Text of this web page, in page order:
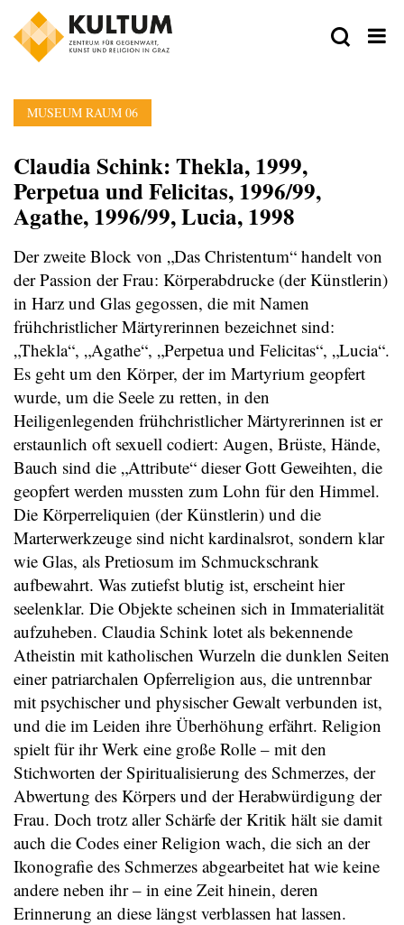
MUSEUM RAUM 06
Claudia Schink: Thekla, 1999,
Perpetua und Felicitas, 1996/99,
Agathe, 1996/99, Lucia, 1998
Der zweite Block von „Das Christentum“ handelt von
der Passion der Frau: Körperabdrucke (der Künstlerin)
in Harz und Glas gegossen, die mit Namen
frühchristlicher Märtyrerinnen bezeichnet sind:
„Thekla“, „Agathe“, „Perpetua und Felicitas“, „Lucia“.
Es geht um den Körper, der im Martyrium geopfert
wurde, um die Seele zu retten, in den
Heiligenlegenden frühchristlicher Märtyrerinnen ist er
erstaunlich oft sexuell codiert: Augen, Brüste, Hände,
Bauch sind die „Attribute“ dieser Gott Geweihten, die
geopfert werden mussten zum Lohn für den Himmel.
Die Körperreliquien (der Künstlerin) und die
Marterwerkzeuge sind nicht kardinalsrot, sondern klar
wie Glas, als Pretiosum im Schmuckschrank
aufbewahrt. Was zutiefst blutig ist, erscheint hier
seelenklar. Die Objekte scheinen sich in Immaterialität
aufzuheben. Claudia Schink lotet als bekennende
Atheistin mit katholischen Wurzeln die dunklen Seiten
einer patriarchalen Opferreligion aus, die untrennbar
mit psychischer und physischer Gewalt verbunden ist,
und die im Leiden ihre Überhöhung erfährt. Religion
spielt für ihr Werk eine große Rolle – mit den
Stichworten der Spiritualisierung des Schmerzes, der
Abwertung des Körpers und der Herabwürdigung der
Frau. Doch trotz aller Schärfe der Kritik hält sie damit
auch die Codes einer Religion wach, die sich an der
Ikonografie des Schmerzes abgearbeitet hat wie keine
andere neben ihr – in eine Zeit hinein, deren
Erinnerung an diese längst verblassen hat lassen.